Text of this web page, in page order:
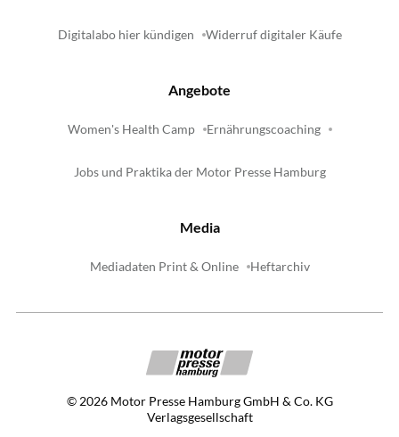
Digitalabo hier kündigen Widerruf digitaler Käufe
Angebote
Women's Health Camp Ernährungscoaching
Jobs und Praktika der Motor Presse Hamburg
Media
Mediadaten Print & Online Heftarchiv
© 2026 Motor Presse Hamburg GmbH & Co. KG
Verlagsgesellschaft